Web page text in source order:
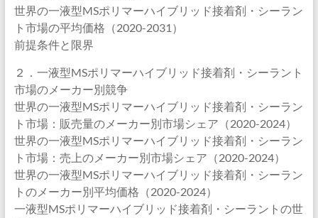
世界の一液型MSポリマーハイブリッド接着剤・シーラン
ト市場の平均価格（2020-2031）
前提条件と限界
２．一液型MSポリマーハイブリッド接着剤・シーラント
市場のメーカー別競争
世界の一液型MSポリマーハイブリッド接着剤・シーラン
ト市場：販売量のメーカー別市場シェア（2020-2024）
世界の一液型MSポリマーハイブリッド接着剤・シーラン
ト市場：売上のメーカー別市場シェア（2020-2024）
世界の一液型MSポリマーハイブリッド接着剤・シーラン
トのメーカー別平均価格（2020-2024）
一液型MSポリマーハイブリッド接着剤・シーラントの世